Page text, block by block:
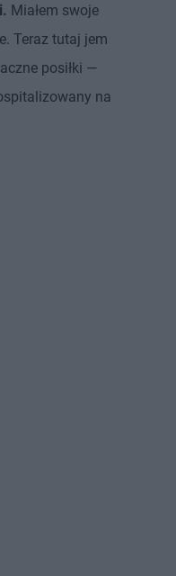
Miałem swoje
Teraz tutaj jem
posiłki —
na